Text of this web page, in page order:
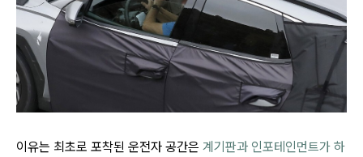
이유는 최초로 포착된 운전자 공간은 계기판과 인포테인먼트가 하